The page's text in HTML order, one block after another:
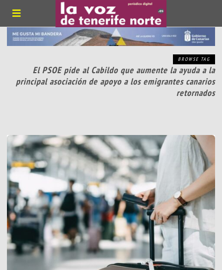
BROWSE TAG
El PSOE pide al Cabildo que aumente la ayuda a la
principal asociación de apoyo a los emigrantes canarios
retornados